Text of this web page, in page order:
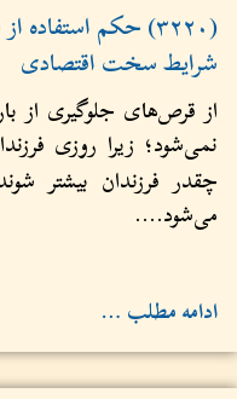
(۳۲۲۰) حکم
شرایط سخت اقتصادی
از قرص‌های جلوگیری از
نمی‌شود؛ زیرا روزی
چقدر فرزندان بیشتر
می‌شود....
ادامه مطلب …